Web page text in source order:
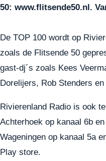
50: www.flitsende50.nl.
De TOP 100 wordt op
zoals de Flitsende 50
gast-dj´s zoals Kees
Dorelijers, Rob Stenders
Rivierenland Radio is ook te
Achterhoek op kanaal 6b
Wageningen op kanaal 5a
Play store.